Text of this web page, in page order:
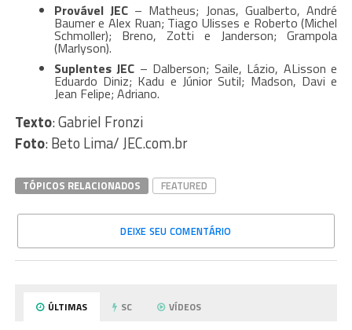
Provável JEC– Matheus; Jonas, Gualberto, André
Baumer e Alex Ruan; Tiago Ulisses e Roberto (Michel
Schmoller); Breno, Zotti e Janderson; Grampola
(Marlyson).
Suplentes JEC – Dalberson; Saile, Lázio, ALisson e
Eduardo Diniz; Kadu e Júnior Sutil; Madson, Davi e
Jean Felipe; Adriano.
Texto: Gabriel Fronzi
Foto: Beto Lima/ JEC.com.br
TÓPICOS RELACIONADOS FEATURED
DEIXE SEU COMENTÁRIO
ÚLTIMAS SC VÍDEOS